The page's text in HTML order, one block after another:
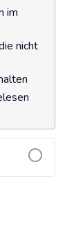
im
nicht